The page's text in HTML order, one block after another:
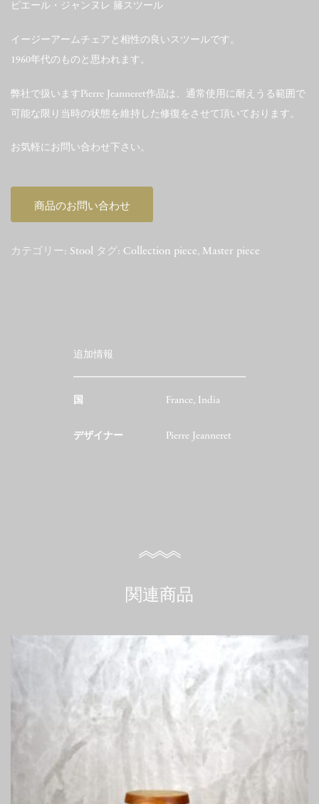
ピエール・ジャンヌレ 籐スツール
イージーアームチェアと相性の良いスツールです。
1960年代のものと思われます。
弊社で扱いますPierre Jeanneret作品は、通常使用に耐えうる範囲で
可能な限り当時の状態を維持した修復をさせて頂いております。
お気軽にお問い合わせ下さい。
商品のお問い合わせ
カテゴリー: Stool タグ: Collection piece, Master piece
追加情報
国 France, India
デザイナー Pierre Jeanneret
関連商品